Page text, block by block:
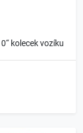
kolecek vozíku